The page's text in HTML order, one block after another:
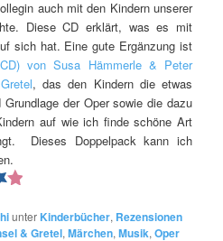
auch mit den Kindern unserer
Diese CD erklärt, was es mit
sich hat. Eine gute Ergänzung ist
von Susa Hämmerle & Peter
, das den Kindern die etwas
der Oper sowie die dazu
auf wie ich finde schöne Art
Dieses Doppelpack kann ich
unter Kinderbücher, Rezensionen
& Gretel,Märchen,Musik,Oper